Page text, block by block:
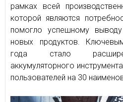
рамках всей
которой являются
помогло успешному
новых продуктов.
года стало
аккумуляторного
пользователей на 30